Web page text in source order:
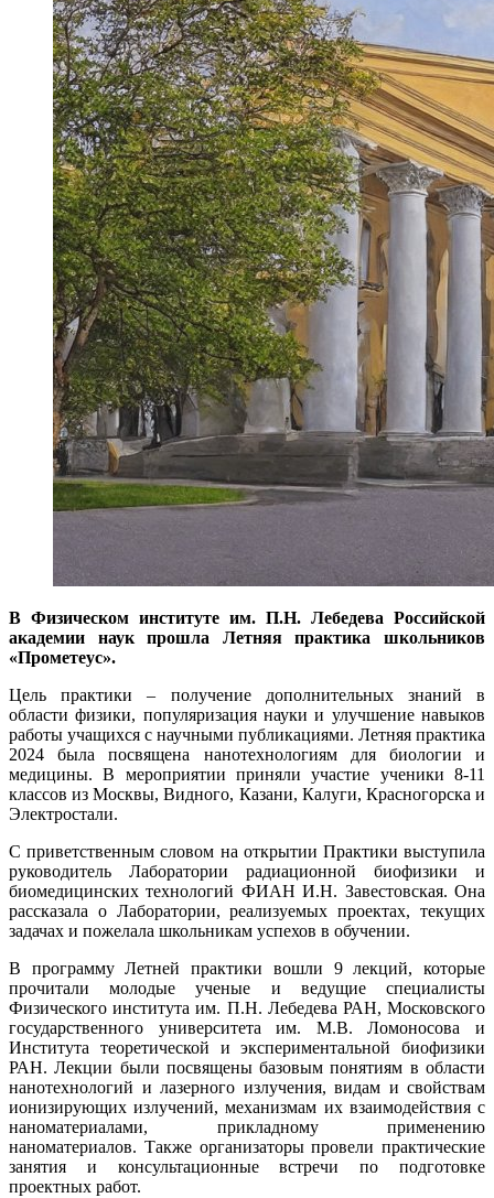
В Физическом институте им. П.Н. Лебедева Российской
академии наук прошла Летняя практика школьников
«Прометеус».
Цель практики – получение дополнительных знаний в
области физики, популяризация науки и улучшение навыков
работы учащихся с научными публикациями. Летняя практика
2024 была посвящена нанотехнологиям для биологии и
медицины. В мероприятии приняли участие ученики 8-11
классов из Москвы, Видного, Казани, Калуги, Красногорска и
Электростали.
С приветственным словом на открытии Практики выступила
руководитель Лаборатории радиационной биофизики и
биомедицинских технологий ФИАН И.Н. Завестовская. Она
рассказала о Лаборатории, реализуемых проектах, текущих
задачах и пожелала школьникам успехов в обучении.
В программу Летней практики вошли 9 лекций, которые
прочитали молодые ученые и ведущие специалисты
Физического института им. П.Н. Лебедева РАН, Московского
государственного университета им. М.В. Ломоносова и
Института теоретической и экспериментальной биофизики
РАН. Лекции были посвящены базовым понятиям в области
нанотехнологий и лазерного излучения, видам и свойствам
ионизирующих излучений, механизмам их взаимодействия с
наноматериалами, прикладному применению
наноматериалов. Также организаторы провели практические
занятия и консультационные встречи по подготовке
проектных работ.